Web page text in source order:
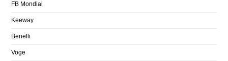
FB Mondial
Keeway
Benelli
Voge